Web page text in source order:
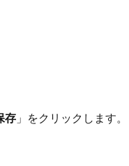
存 」をクリックします。